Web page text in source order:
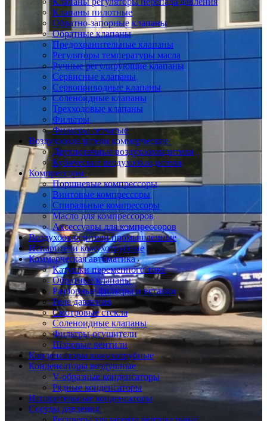
Клапаны пилотные
Обратно-запорные клапаны
Обратные клапаны
Предохранительные клапаны
Регуляторы температуры масла
Ручные регулирующие клапаны
Сервисные клапаны
Сервоприводные клапаны
Соленоидные клапаны
Трехходовые клапаны
Фильтры
Фильтры сетчатые
Воздухоохладители коммерческие
Двухпоточные воздухоохладители
Кубические воздухоохладители
Компрессоры
Поршневые компрессоры
Винтовые компрессоры
Спиральные компрессоры
Масло для компрессоров
Аксессуары для компрессоров
Воздухоохладители промышленные
Испарители кожухотрубные
Коммерческая автоматика
Катушки переменного тока
Обратные клапаны
Разборные фильтры и вставки
Реле давления
Смотровые стекла
Соленоидные клапаны
Фильтры-осушители
Шаровые вентили
Конденсаторы кожухотрубные
Конденсаторы воздушные
V-образные конденсаторы
Рядные конденсаторы
Испарительные конденсаторы
Сосуды давления